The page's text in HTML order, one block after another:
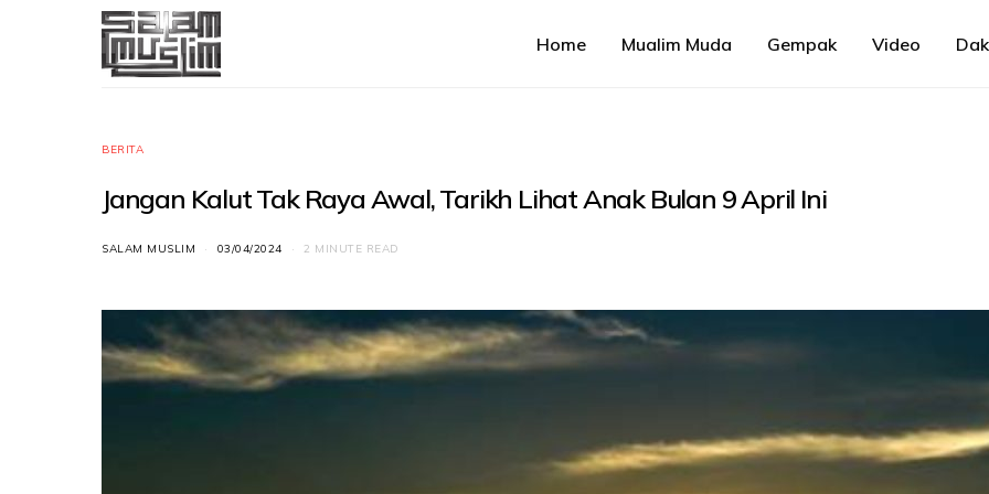
Home Mualim Muda Gempak Video
BERITA
Jangan Kalut Tak Raya Awal, Tarikh Lihat Anak Bulan 9 April Ini
SALAM MUSLIM 03/04/2024 2 MINUTE READ